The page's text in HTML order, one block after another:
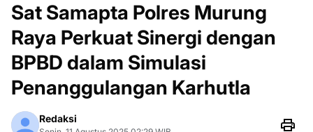
Sat Samapta Polres Murung
Raya Perkuat Sinergi dengan
BPBD dalam Simulasi
Penanggulangan Karhutla
Redaksi